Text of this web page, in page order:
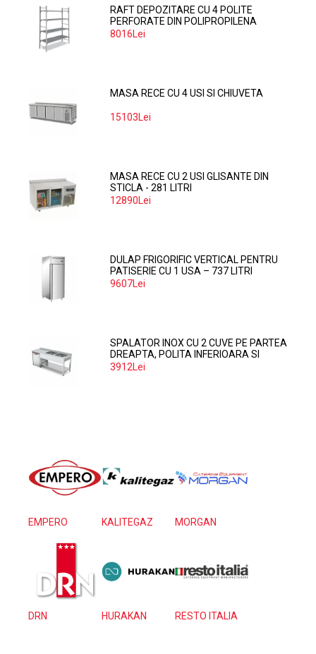
RAFT DEPOZITARE CU 4 POLITE
PERFORATE DIN POLIPROPILENA
374*60 CM
8016Lei
MASA RECE CU 4 USI SI CHIUVETA
15103Lei
MASA RECE CU 2 USI GLISANTE DIN
STICLA - 281 LITRI
12890Lei
DULAP FRIGORIFIC VERTICAL PENTRU
PATISERIE CU 1 USA – 737 LITRI
9607Lei
SPALATOR INOX CU 2 CUVE PE PARTEA
DREAPTA, POLITA INFERIOARA SI
SPATIU MASINA SPALAT 160*70*85
3912Lei
EMPERO KALITEGAZ MORGAN
DRN HURAKAN RESTO ITALIA